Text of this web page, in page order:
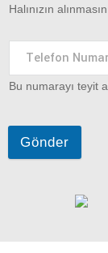
Halınızın
Bu numarayı teyit
Gönder